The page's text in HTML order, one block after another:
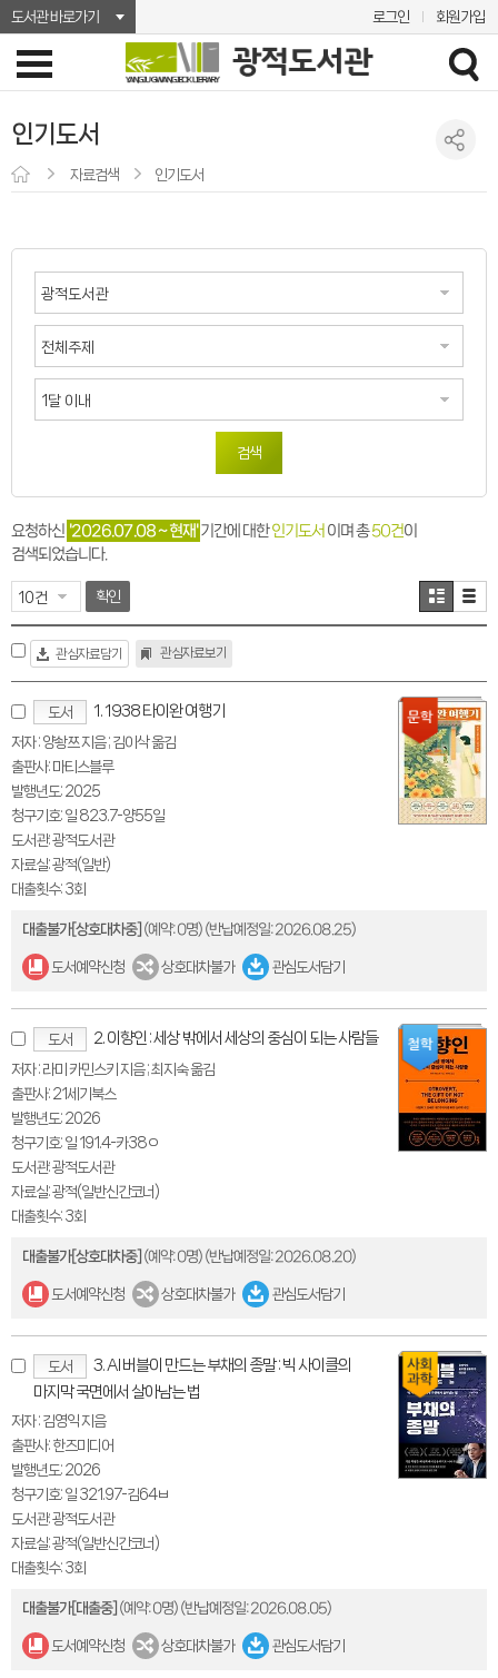
도서관 바로가기 로그인 회원가입
인기도서
자료검색 인기도서
검색
요청하신 '2026.07.08 ~ 현재'기간에 대한인기도서 이며 총50건이
검색되었습니다.
확인
관심자료담기 관심자료보기
도서 1. 1938 타이완 여행기
저자 : 양솽쯔 지음 ; 김이삭 옮김
출판사: 마티스블루
발행년도: 2025
청구기호: 일 823.7-양55일
도서관: 광적도서관
자료실: 광적(일반)
대출횟수: 3회
대출불가[상호대차중] (예약: 0명)(반납예정일: 2026.08.25)
도서예약신청 상호대차불가 관심도서담기
도서 2. 이향인 : 세상 밖에서 세상의 중심이 되는 사람들
저자 : 라미 카민스키 지음 ; 최지숙 옮김
출판사: 21세기북스
발행년도: 2026
청구기호: 일 191.4-카38ㅇ
도서관: 광적도서관
자료실: 광적(일반신간코너)
대출횟수: 3회
대출불가[상호대차중] (예약: 0명)(반납예정일: 2026.08.20)
도서예약신청 상호대차불가 관심도서담기
도서
3. AI 버블이 만드는 부채의 종말 : 빅 사이클의
마지막 국면에서 살아남는 법
저자 : 김영익 지음
출판사: 한즈미디어
발행년도: 2026
청구기호: 일 321.97-김64ㅂ
도서관: 광적도서관
자료실: 광적(일반신간코너)
대출횟수: 3회
대출불가[대출중] (예약: 0명)(반납예정일: 2026.08.05)
도서예약신청 상호대차불가 관심도서담기